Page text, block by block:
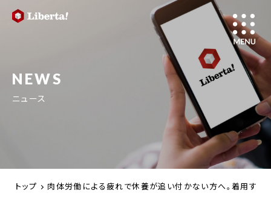
NEWS
ニュース
トップ 肉体労働による疲れで休養が追い付かない方へ。着用する